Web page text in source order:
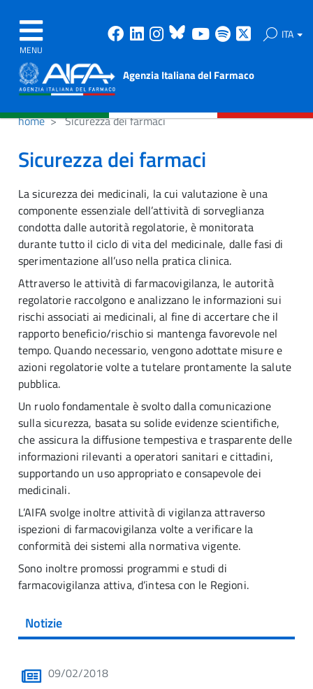
MENU
Facebook
Linkedin
Instagram
Bluesky
Youtube
Spotify ITA
Agenzia Italiana del Farmaco
home Sicurezza dei farmaci
Sicurezza dei farmaci
La sicurezza dei medicinali, la cui valutazione è una
componente essenziale dell’attività di sorveglianza
condotta dalle autorità regolatorie, è monitorata
durante tutto il ciclo di vita del medicinale, dalle fasi di
sperimentazione all’uso nella pratica clinica.
Attraverso le attività di farmacovigilanza, le autorità
regolatorie raccolgono e analizzano le informazioni sui
rischi associati ai medicinali, al fine di accertare che il
rapporto beneficio/rischio si mantenga favorevole nel
tempo. Quando necessario, vengono adottate misure e
azioni regolatorie volte a tutelare prontamente la salute
pubblica.
Un ruolo fondamentale è svolto dalla comunicazione
sulla sicurezza, basata su solide evidenze scientifiche,
che assicura la diffusione tempestiva e trasparente delle
informazioni rilevanti a operatori sanitari e cittadini,
supportando un uso appropriato e consapevole dei
medicinali.
L’AIFA svolge inoltre attività di vigilanza attraverso
ispezioni di farmacovigilanza volte a verificare la
conformità dei sistemi alla normativa vigente.
Sono inoltre promossi programmi e studi di
farmacovigilanza attiva, d’intesa con le Regioni.
Notizie
09/02/2018